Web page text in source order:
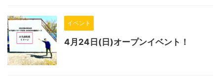
イベント
4月24日(日)オープンイベント！